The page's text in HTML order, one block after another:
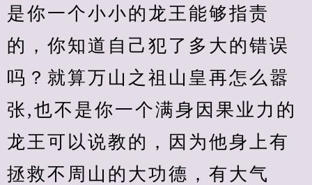
是你一个小小的龙王能够指责
的，你知道自己犯了多大的错误
吗？就算万山之祖山皇再怎么嚣
张,也不是你一个满身因果业力的
龙王可以说教的，因为他身上有
拯救不周山的大功德，有大气